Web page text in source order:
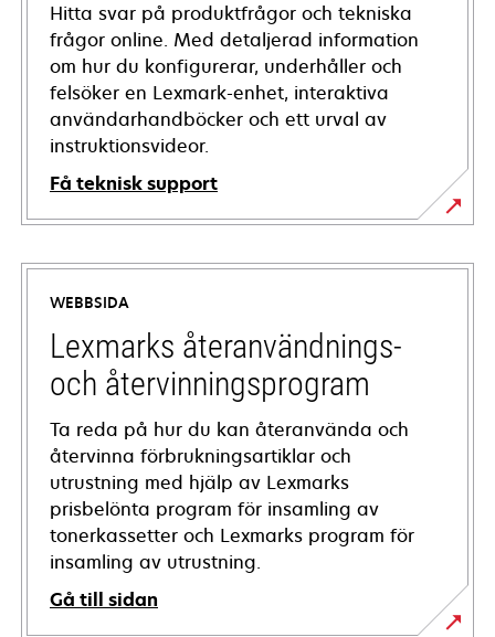
Hitta svar på produktfrågor och tekniska
frågor online. Med detaljerad information
om hur du konfigurerar, underhåller och
felsöker en Lexmark-enhet, interaktiva
användarhandböcker och ett urval av
instruktionsvideor.
Få teknisk support
opens
in
new
tab
WEBBSIDA
Lexmarks återanvändnings-
och återvinningsprogram
Ta reda på hur du kan återanvända och
återvinna förbrukningsartiklar och
utrustning med hjälp av Lexmarks
prisbelönta program för insamling av
tonerkassetter och Lexmarks program för
insamling av utrustning.
Gå till sidan